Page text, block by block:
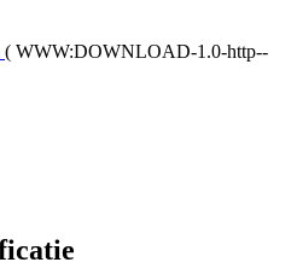
( WWW:DOWNLOAD-1.0-http--